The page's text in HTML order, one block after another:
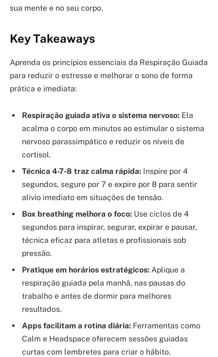
sua mente e no seu corpo.
Key Takeaways
Aprenda os princípios essenciais da Respiração Guiada
para reduzir o estresse e melhorar o sono de forma
prática e imediata:
Respiração guiada ativa o sistema nervoso: Ela
acalma o corpo em minutos ao estimular o sistema
nervoso parassimpático e reduzir os níveis de
cortisol.
Técnica 4-7-8 traz calma rápida: Inspire por 4
segundos, segure por 7 e expire por 8 para sentir
alívio imediato em situações de tensão.
Box breathing melhora o foco: Use ciclos de 4
segundos para inspirar, segurar, expirar e pausar,
técnica eficaz para atletas e profissionais sob
pressão.
Pratique em horários estratégicos: Aplique a
respiração guiada pela manhã, nas pausas do
trabalho e antes de dormir para melhores
resultados.
Apps facilitam a rotina diária: Ferramentas como
Calm e Headspace oferecem sessões guiadas
curtas com lembretes para criar o hábito.